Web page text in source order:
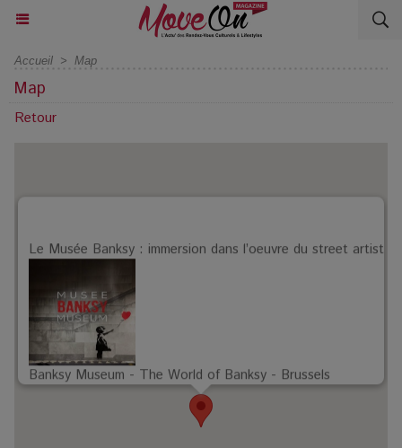
Accueil > Map
Map
Retour
Le Musée Banksy : immersion dans l’oeuvre du street artist
Banksy Museum - The World of Banksy - Brussels